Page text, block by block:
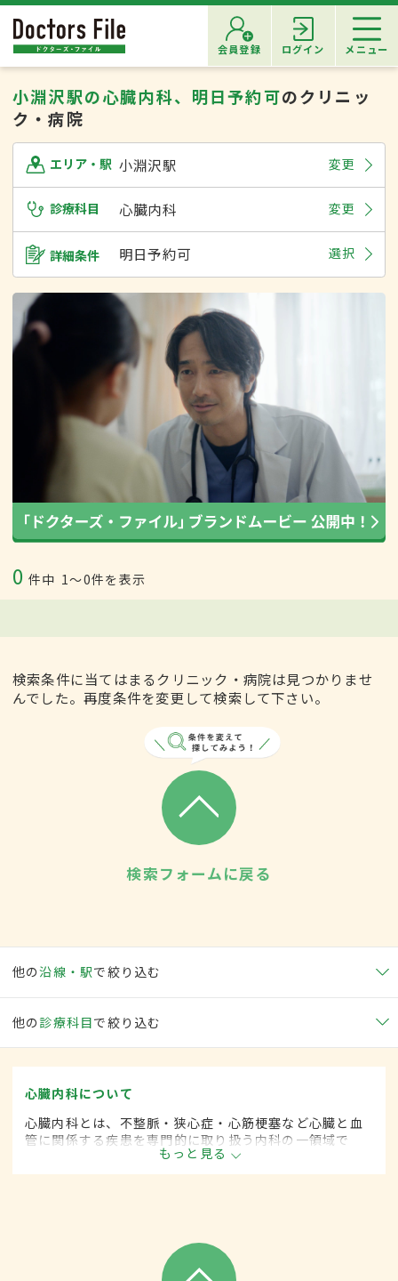
会員登録 ログイン メニュー
小淵沢駅の心臓内科、明日予約可のクリニッ
ク・病院
エリア・駅 小淵沢駅 変更
診療科目 心臓内科 変更
詳細条件 明日予約可 選択
0 件中 1〜0件を表示
検索条件に当てはまるクリニック・病院は見つかりませ
んでした。再度条件を変更して検索して下さい。
検索フォームに戻る
他の沿線・駅で絞り込む
他の 診療科目で絞り込む
心臓内科について
心臓内科とは、不整脈・狭心症・心筋梗塞など心臓と血
管に関係する疾患を専門的に取り扱う内科の一領域で
もっと見る